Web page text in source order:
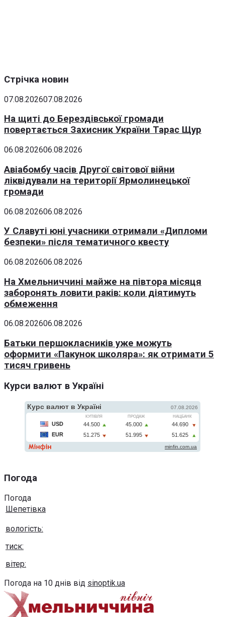
Стрічка новин
07.08.202607.08.2026
На щиті до Берездівської громади
повертається Захисник України Тарас Щур
06.08.202606.08.2026
Авіабомбу часів Другої світової війни
ліквідували на території Ярмолинецької
громади
06.08.202606.08.2026
У Славуті юні учасники отримали «Дипломи
безпеки» після тематичного квесту
06.08.202606.08.2026
На Хмельниччині майже на півтора місяця
заборонять ловити раків: коли діятимуть
обмеження
06.08.202606.08.2026
Батьки першокласників уже можуть
оформити «Пакунок школяра»: як отримати 5
тисяч гривень
Курси валют в Україні
Погода
Погода
Шепетівка
вологість:
тиск:
вітер:
Погода на 10 днів від sinoptik.ua